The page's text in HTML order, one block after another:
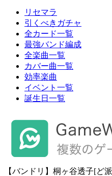
リセマラ
引くべきガチャ
全カード一覧
最強バンド編成
全楽曲一覧
カバー曲一覧
効率楽曲
イベント一覧
誕生日一覧
【バンドリ】桐ヶ谷透子[ど